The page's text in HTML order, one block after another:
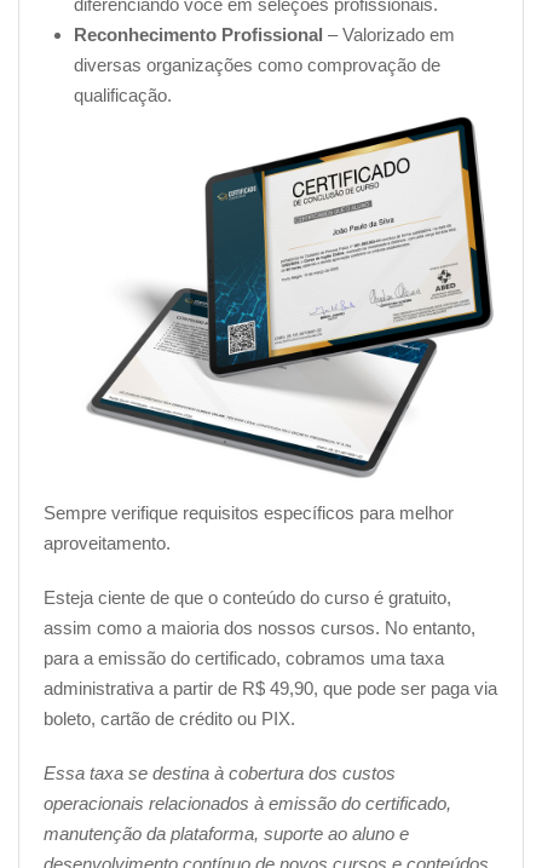
diferenciando você em seleções profissionais.
Reconhecimento Profissional – Valorizado em
diversas organizações como comprovação de
qualificação.
Sempre verifique requisitos específicos para melhor
aproveitamento.
Esteja ciente de que o conteúdo do curso é gratuito,
assim como a maioria dos nossos cursos. No entanto,
para a emissão do certificado, cobramos uma taxa
administrativa a partir de R$ 49,90, que pode ser paga via
boleto, cartão de crédito ou PIX.
Essa taxa se destina à cobertura dos custos
operacionais relacionados à emissão do certificado,
manutenção da plataforma, suporte ao aluno e